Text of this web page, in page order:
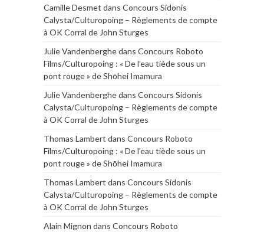
Camille Desmet dans Concours Sidonis
Calysta/Culturopoing – Règlements de compte
à OK Corral de John Sturges
Julie Vandenberghedans Concours Roboto
Films/Culturopoing : « De l’eau tiède sous un
pont rouge » de Shōhei Imamura
Julie Vandenberghedans Concours Sidonis
Calysta/Culturopoing – Règlements de compte
à OK Corral de John Sturges
Thomas Lambert dans Concours Roboto
Films/Culturopoing : « De l’eau tiède sous un
pont rouge » de Shōhei Imamura
Thomas Lambert dans Concours Sidonis
Calysta/Culturopoing – Règlements de compte
à OK Corral de John Sturges
Alain Mignon dans Concours Roboto